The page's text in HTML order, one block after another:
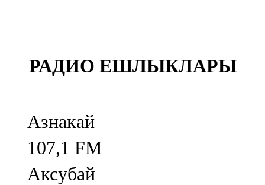
РАДИО ЕШЛЫКЛАРЫ
Азнакай
107,1 FM
Аксубай